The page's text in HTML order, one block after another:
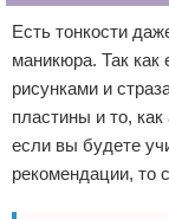
Есть тонкости
маникюра. Так
рисунками и
пластины и то,
если вы будете
рекомендации, то